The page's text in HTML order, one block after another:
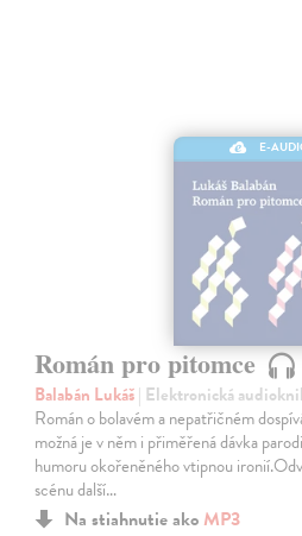
E-
Román pro pitomce
Balabán Lukáš| Elektronická
Román o bolavém a nepatřičném
možná je v něm i přiměřená dávka
humoru okořeněného vtipnou
scénu další…
Na stiahnutie ako MP3